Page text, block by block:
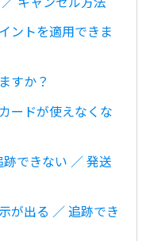
ントを適用できま
すか？
ードが使えなくな
できない ／ 発送
が出る ／ 追跡でき